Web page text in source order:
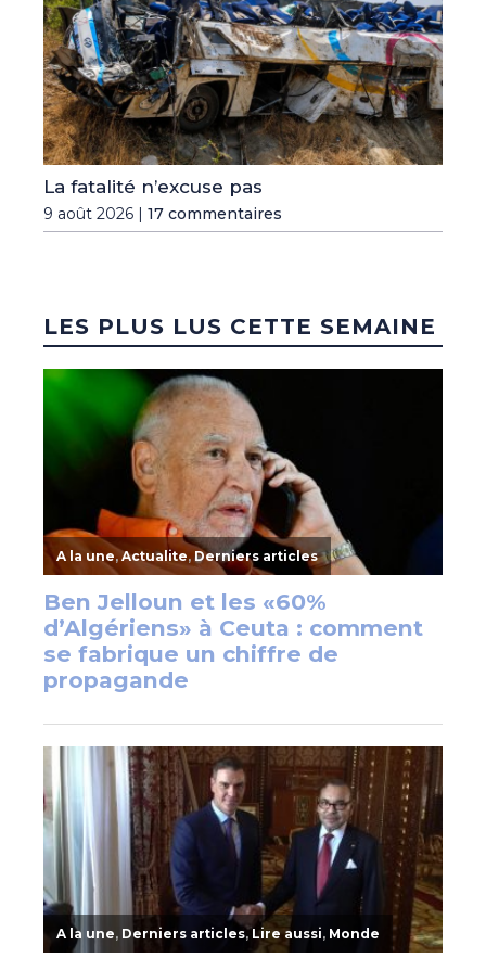
La fatalité n’excuse pas
9 août 2026 | 17 commentaires
LES PLUS LUS CETTE SEMAINE